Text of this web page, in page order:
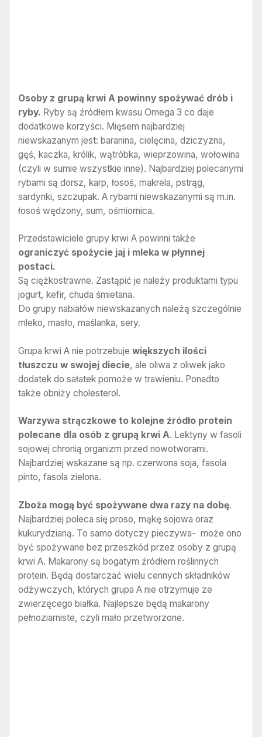
Osoby z grupą krwi A powinny spożywać drób i
ryby. Ryby są źródłem kwasu Omega 3 co daje
dodatkowe korzyści. Mięsem najbardziej
niewskazanym jest: baranina, cielęcina, dziczyzna,
gęś, kaczka, królik, wątróbka, wieprzowina, wołowina
(czyli w sumie wszystkie inne). Najbardziej polecanymi
rybami są dorsz, karp, łosoś, makrela, pstrąg,
sardynki, szczupak. A rybami niewskazanymi są m.in.
łosoś wędzony, sum, ośmiornica.
Przedstawiciele grupy krwi A powinni także
ograniczyć spożycie jaj i mleka w płynnej
postaci.
Są ciężkostrawne. Zastąpić je należy produktami typu
jogurt, kefir, chuda śmietana.
Do grupy nabiałów niewskazanych należą szczególnie
mleko, masło, maślanka, sery.
Grupa krwi A nie potrzebuje większych ilości
tłuszczu w swojej diecie, ale oliwa z oliwek jako
dodatek do sałatek pomoże w trawieniu. Ponadto
także obniży cholesterol.
Warzywa strączkowe to kolejne źródło protein
polecane dla osób z grupą krwi A. Lektyny w fasoli
sojowej chronią organizm przed nowotworami.
Najbardziej wskazane są np. czerwona soja, fasola
pinto, fasola zielona.
Zboża mogą być spożywane dwa razy na dobę.
Najbardziej poleca się proso, mąkę sojowa oraz
kukurydzianą. To samo dotyczy pieczywa- może ono
być spożywane bez przeszkód przez osoby z grupą
krwi A. Makarony są bogatym źródłem roślinnych
protein. Będą dostarczać wielu cennych składników
odżywczych, których grupa A nie otrzymuje ze
zwierzęcego białka. Najlepsze będą makarony
pełnoziarniste, czyli mało przetworzone.